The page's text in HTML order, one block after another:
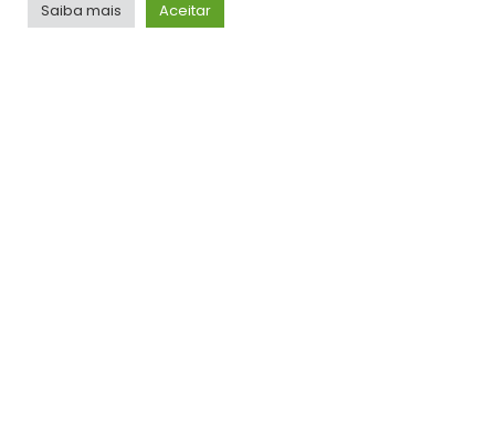
TOP HITS
Saiba mais Aceitar